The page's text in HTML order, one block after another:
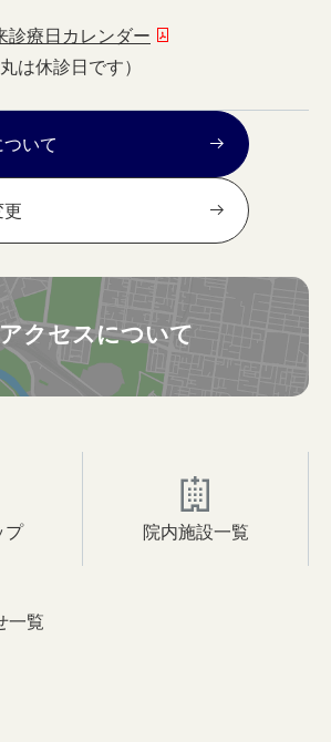
診療日カレンダー
は休診日です）
いて
アクセスについて
プ 院内施設一覧
一覧